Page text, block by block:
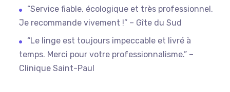
“Service fiable, écologique et très professionnel.
Je recommande vivement !” – Gîte du Sud
“Le linge est toujours impeccable et livré à
temps. Merci pour votre professionnalisme.” –
Clinique Saint-Paul